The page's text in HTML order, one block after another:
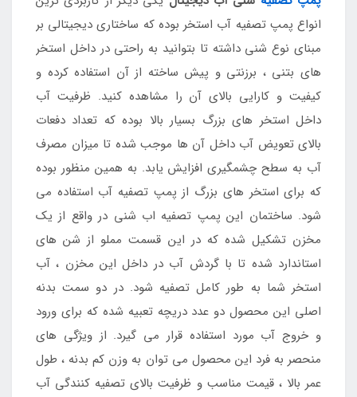
انواع پمپ تصفیه آب استخر بوده که ساختاری دیجیتالی بر
مبنای نوع شنی داشته تا بتوانید به راحتی در داخل استخر
های بتنی ، برزنتی و پیش ساخته از آن استفاده کرده و
کیفیت و کارایی بالای آن را مشاهده کنید. ظرفیت آب
داخل استخر های بزرگ بسیار بالا بوده که تعداد دفعات
بالای تعویض آب داخل آن ها موجب شده تا میزان مصرف
آب به سطح چشمگیری افزایش یابد. به همین منظور بوده
که برای استخر های بزرگ از پمپ تصفیه آب استفاده می
شود. ساختمان این پمپ تصفیه اب شنی در واقع از یک
مخزن تشکیل شده که در این قسمت مملو از شن های
استاندارد شده تا با گردش آب در داخل این مخزن ، آب
استخر شما به طور کامل تصفیه شود. در دو سمت بدنه
اصلی این محصول دو عدد دریچه تعبیه شده که برای ورود
و خروج آب مورد استفاده قرار می گیرد. از ویژگی های
منحصر به فرد این محصول می توان به وزن کم بدنه ، طول
عمر بالا ، قیمت مناسب و ظرفیت بالای تصفیه کنندگی آب